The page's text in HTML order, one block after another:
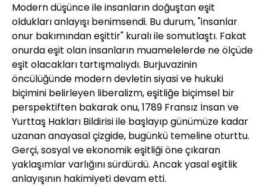
Modern düşünce ile insanların doğuştan eşit
oldukları anlayışı benimsendi. Bu durum, "insanlar
onur bakımından eşittir" kuralı ile somutlaştı. Fakat
onurda eşit olan insanların muamelelerde ne ölçüde
eşit olacakları tartışmalıydı. Burjuvazinin
öncülüğünde modern devletin siyasi ve hukuki
biçimini belirleyen liberalizm, eşitliğe biçimsel bir
perspektiften bakarak onu, 1789 Fransız İnsan ve
Yurttaş Hakları Bildirisi ile başlayıp günümüze kadar
uzanan anayasal çizgide, bugünkü temeline oturttu.
Gerçi, sosyal ve ekonomik eşitliği öne çıkaran
yaklaşımlar varlığını sürdürdü. Ancak yasal eşitlik
anlayışının hakimiyeti devam etti.